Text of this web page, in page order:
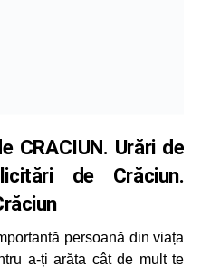
CRACIUN. Urări de
de Crăciun.
persoană din viața
a-ți arăta cât de mult te